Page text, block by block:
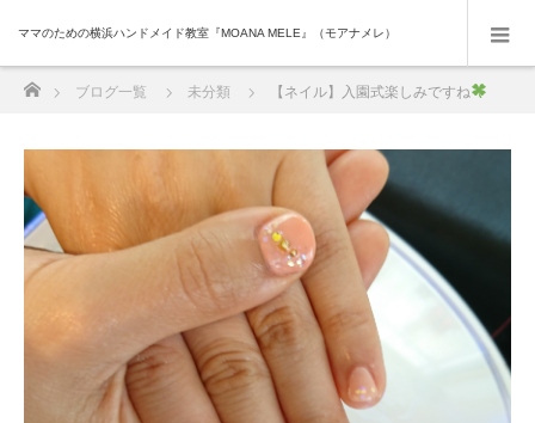
ママのための横浜ハンドメイド教室『MOANA MELE』（モアナメレ）
ブログ一覧 未分類 【ネイル】入園式楽しみですね